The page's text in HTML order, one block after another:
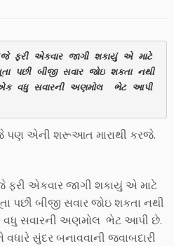
ફરી એકવાર જાગી શકાયું એ માટે
પછી બીજી સવાર જોઇ શકતા નથી
સવારની અણમોલ  ભેટ આપી
પણ એની શરૂઆત મારાથી કરજે.
ફરી એકવાર જાગી શકાયું એ માટે
પછી બીજી સવાર જોઇ શકતા નથી
સવારની અણમોલ ભેટ આપી છે.
સુંદર બનાવવાની જવાબદારી